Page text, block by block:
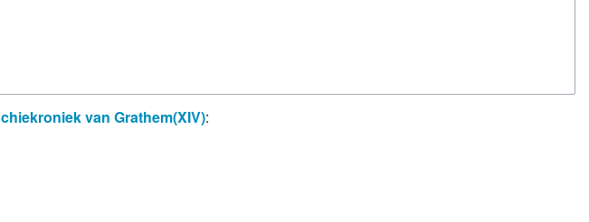
van Grathem(XIV):